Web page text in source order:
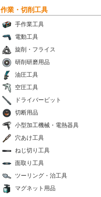
作業・切削工具
手作業工具
電動工具
旋削・フライス
研削研磨用品
油圧工具
空圧工具
ドライバービット
切断用品
小型加工機械・電熱器具
穴あけ工具
ねじ切り工具
面取り工具
ツーリング・治工具
マグネット用品